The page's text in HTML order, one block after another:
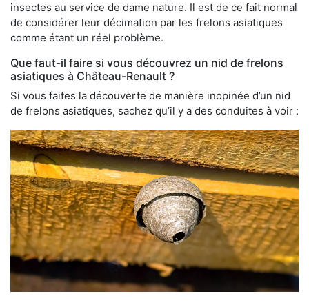
insectes au service de dame nature. Il est de ce fait normal
de considérer leur décimation par les frelons asiatiques
comme étant un réel problème.
Que faut-il faire si vous découvrez un nid de frelons
asiatiques à Château-Renault ?
Si vous faites la découverte de manière inopinée d’un nid
de frelons asiatiques, sachez qu’il y a des conduites à voir :